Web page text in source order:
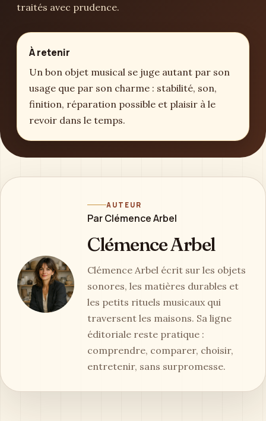
traités avec prudence.
À retenir
Un bon objet musical se juge autant par son
usage que par son charme : stabilité, son,
finition, réparation possible et plaisir à le
revoir dans le temps.
AUTEUR
Par Clémence Arbel
Clémence Arbel
Clémence Arbel écrit sur les objets
sonores, les matières durables et
les petits rituels musicaux qui
traversent les maisons. Sa ligne
éditoriale reste pratique :
comprendre, comparer, choisir,
entretenir, sans surpromesse.